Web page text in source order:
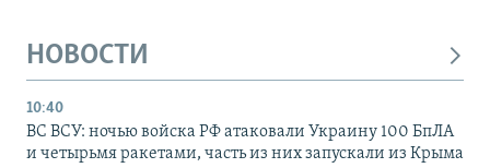
НОВОСТИ
10:40
ВС ВСУ: ночью войска РФ атаковали Украину 100 БпЛА
и четырьмя ракетами, часть из них запускали из Крыма